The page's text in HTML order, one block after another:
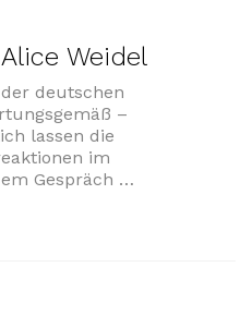
Weidel
deutschen
–
lassen die
im
Gespräch …